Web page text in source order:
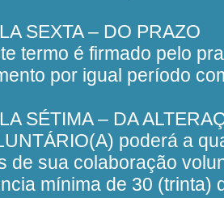
SEXTA – DO PRAZO
termo é firmado pelo
por igual período
SÉTIMA – DA
poderá a
de sua colaboração
mínima de 30 (trinta)